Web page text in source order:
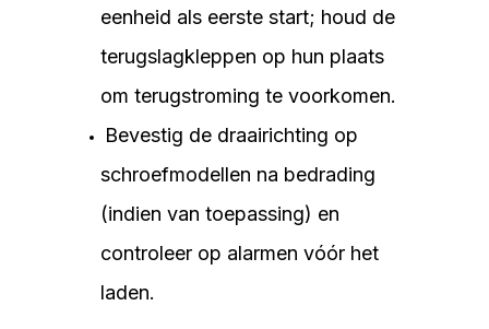
eenheid als eerste start; houd de
terugslagkleppen op hun plaats
om terugstroming te voorkomen.
Bevestig de draairichting op
schroefmodellen na bedrading
(indien van toepassing) en
controleer op alarmen vóór het
laden.